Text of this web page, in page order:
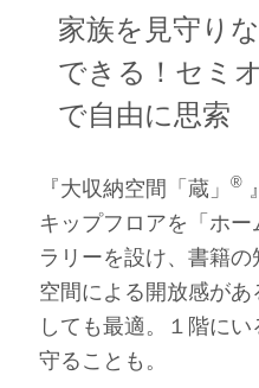
家族を見守り
できる！ セミ
で自由に思索
『大収納空間「蔵」 ®
キップフロアを「ホ
ラリーを設け、書籍
空間による開放感が
しても最適。１階に
守ることも。